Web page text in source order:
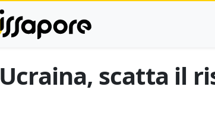
Ucraina, scatta il